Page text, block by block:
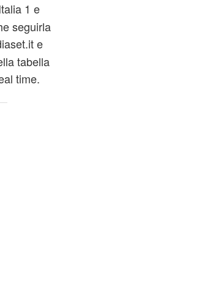
1 e
seguirla
e
tabella
time.